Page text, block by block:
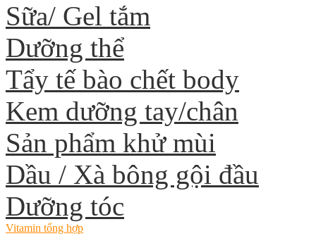
Sữa/ Gel tắm
Dưỡng thể
Tẩy tế bào chết body
Kem dưỡng tay/chân
Sản phẩm khử mùi
Dầu / Xà bông gội đầu
Dưỡng tóc
Vitamin tổng hợp